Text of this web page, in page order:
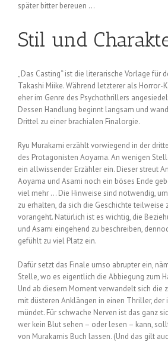
später bitter bereuen …
Stil und
„Das Casting“ ist die literarische Vorlage für
Takashi Miike. Während letzterer als Horror-
eher im Genre des Psychothrillers
Dessen Handlung beginnt langsam und
Drittel zu einer brachialen Finalorgie.
Ryu Murakami erzählt vorwiegend in der
des Protagonisten Aoyama. An wenigen
ein allwissender Erzähler ein. Dieser streut
Aoyama und Asami noch ein böses Ende
viel mehr … Die Hinweise sind notwendig,
zu erhalten, da sich die Geschichte teilweise
vorangeht. Natürlich ist es wichtig, die
und Asami eingehend zu beschreiben,
gefühlt zu viel Platz ein.
Dafür setzt das Finale umso abrupter ein,
Stelle, wo es eigentlich die Abbiegung zum
Und ab diesem Moment verwandelt sich die
mit düsteren Anklängen in einen Thriller, der
mündet. Für schwache Nerven ist das ganz
wer kein Blut sehen – oder lesen – kann,
von Murakamis Buch lassen. (Und das gilt